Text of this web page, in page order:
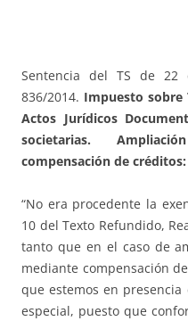
Sentencia del TS de 22
836/2014. Impuesto sobre
Actos Jurídicos
societarias.
compensación de
“No era procedente la
10 del Texto Refundido,
tanto que en el caso de
mediante compensación
que estemos en
especial, puesto que